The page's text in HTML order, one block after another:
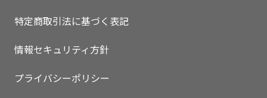
特定商取引法に基づく表記
情報セキュリティ方針
プライバシーポリシー